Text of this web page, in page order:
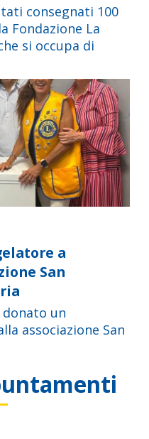
consegnati 100
Fondazione La
si occupa di
a
San
donato un
associazione San